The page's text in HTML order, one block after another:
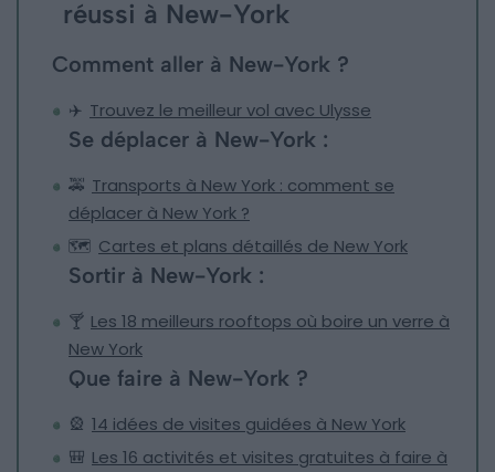
réussi à New-York
Comment aller à New-York ?
✈️ Trouvez le meilleur vol avec Ulysse
Se déplacer à New-York :
🚕 Transports à New York : comment se
déplacer à New York ?
🗺 Cartes et plans détaillés de New York
Sortir à New-York :
🍸 Les 18 meilleurs rooftops où boire un verre à
New York
Que faire à New-York ?
🎡 14 idées de visites guidées à New York
🎒 Les 16 activités et visites gratuites à faire à